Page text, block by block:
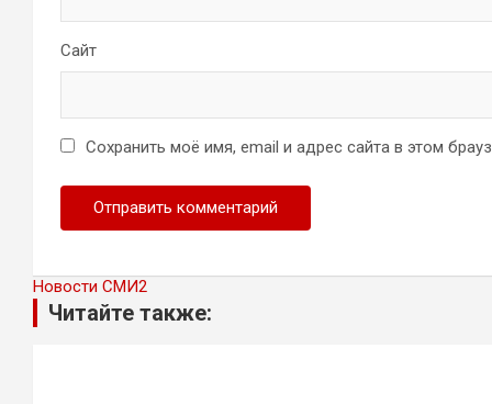
Сайт
Сохранить моё имя, email и адрес сайта в этом
Новости СМИ2
Читайте также: